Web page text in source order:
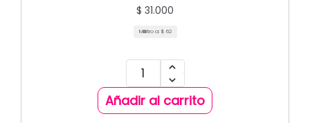
$ 31.000
Mililitro a: $ 62
Añadir al carrito